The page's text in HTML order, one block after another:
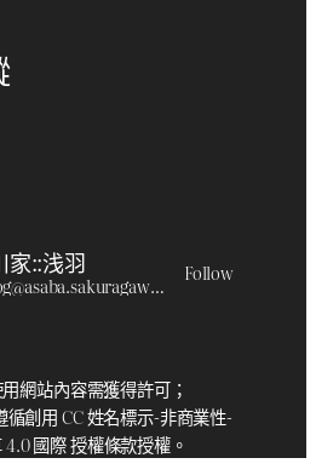
家::浅羽 Follow
網站內容需獲得許可；
創用 CC 姓名標示-非商業性-
國際 授權條款授權。